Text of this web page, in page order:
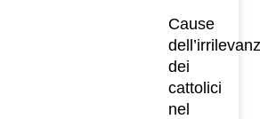
Cause
dei
cattolici
nel